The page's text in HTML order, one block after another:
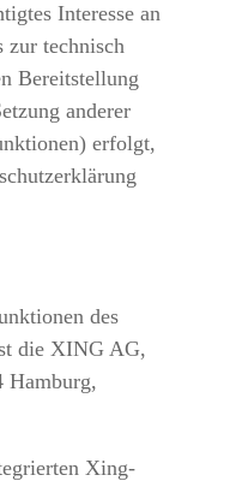
Interesse an
zur technisch
Bereitstellung
anderer
erfolgt,
des
die XING AG,
Hamburg,
Xing-